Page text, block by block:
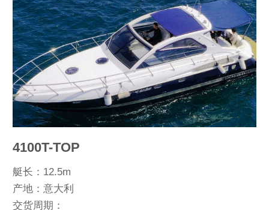
4100T-TOP
艇长：12.5m
产地：意大利
交货周期：